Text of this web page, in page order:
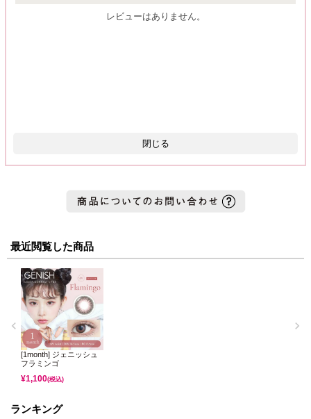
レビューはありません。
閉じる
最近閲覧した商品
[1month] ジェニッシュ
フラミンゴ
¥1,100(税込)
ランキング